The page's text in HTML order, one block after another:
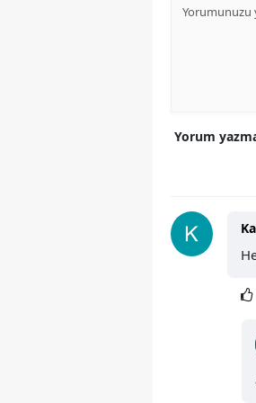
Yorum